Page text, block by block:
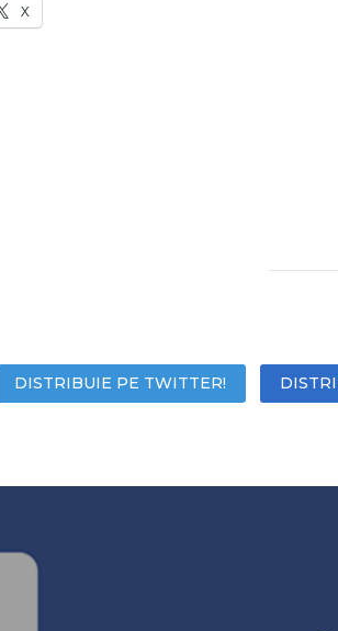
X
DISTRIBUIE PE TWITTER!